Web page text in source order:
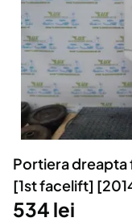
Servicii
Animale de
Afaceri și
Inchiriere Bunuri
Utilaje agricole
Piese auto si
Dacia Duster
Portiera dreapta
[1st facelift]
534 lei